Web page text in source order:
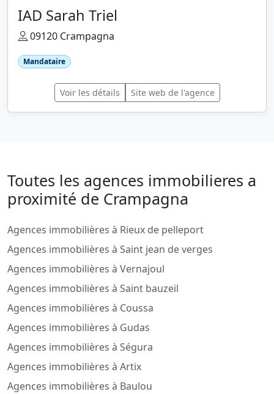
IAD Sarah Triel
09120 Crampagna
Mandataire
Voir les détails Site web de l'agence
Toutes les agences immobilieres a
proximité de Crampagna
Agences immobilières à Rieux de pelleport
Agences immobilières à Saint jean de verges
Agences immobilières à Vernajoul
Agences immobilières à Saint bauzeil
Agences immobilières à Coussa
Agences immobilières à Gudas
Agences immobilières à Ségura
Agences immobilières à Artix
Agences immobilières à Baulou